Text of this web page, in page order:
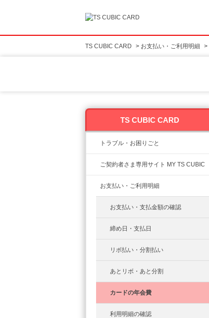
TS CUBIC CARD > お支払い・ご利用明細 >
TS CUBIC CARD
トラブル・お困りごと
ご契約者さま専用サイト MY TS CUBIC
お支払い・ご利用明細
お支払い・支払金額の確認
締め日・支払日
リボ払い・分割払い
あとリボ・あと分割
カードの年会費
利用明細の確認